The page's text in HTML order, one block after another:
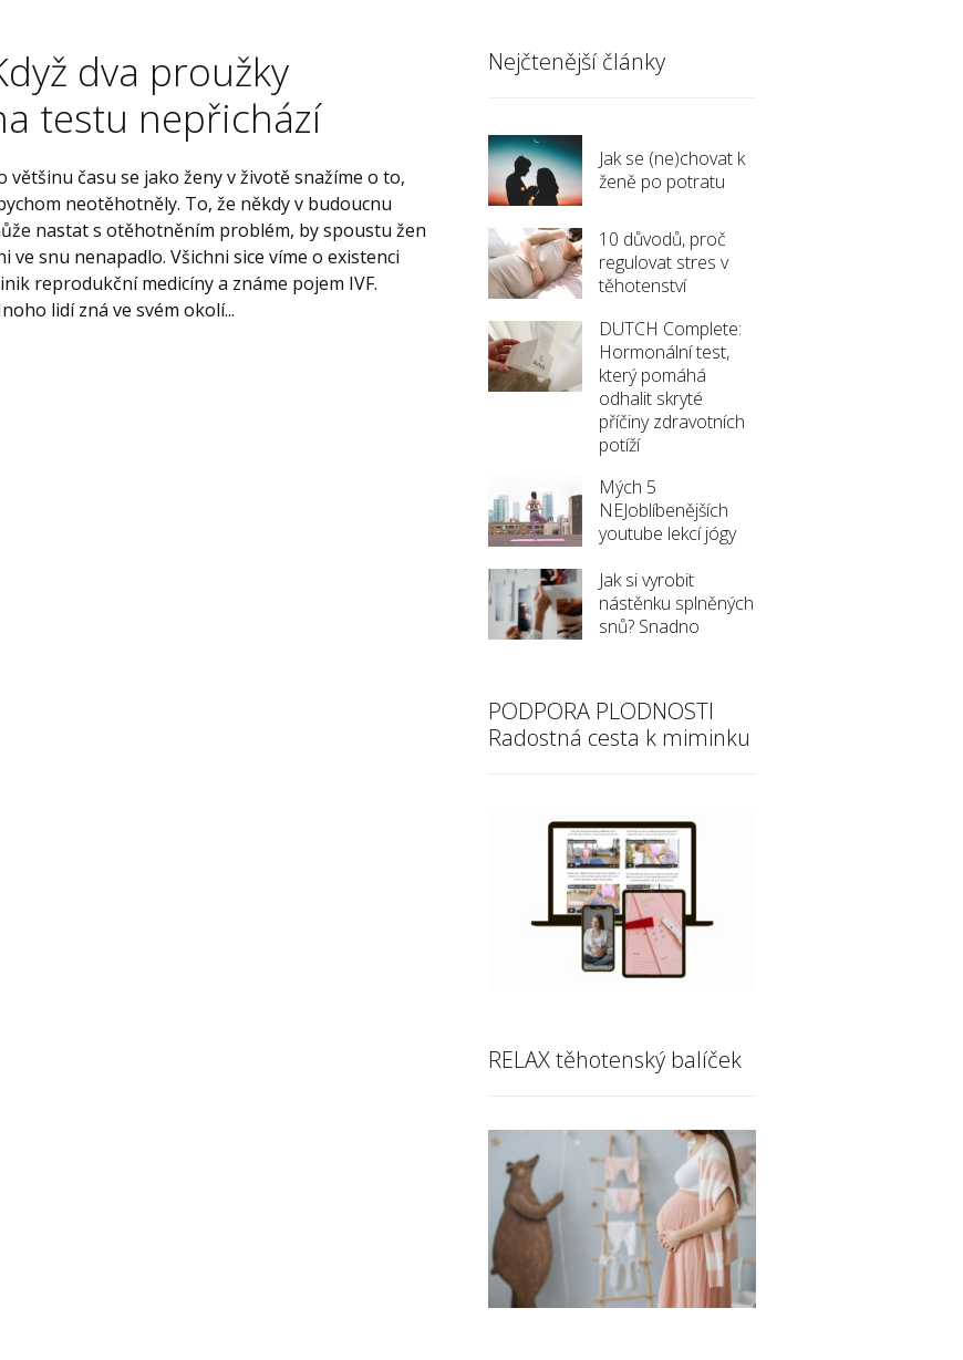
dva proužky
testu nepřichází
většinu času se jako ženy v životě snažíme o to,
neotěhotněly. To, že někdy v budoucnu
nastat s otěhotněním problém, by spoustu žen
ve snu nenapadlo. Všichni sice víme o existenci
reprodukční medicíny a známe pojem IVF.
lidí zná ve svém okolí...
Nejčtenější články
Jak se (ne)chovat k
ženě po potratu
10 důvodů, proč
regulovat stres v
těhotenství
DUTCH Complete:
Hormonální test,
který pomáhá
odhalit skryté
příčiny zdravotních
potíží
Mých 5
NEJoblíbenějších
youtube lekcí jógy
Jak si vyrobit
nástěnku splněných
snů? Snadno
PODPORA PLODNOSTI
Radostná cesta k miminku
RELAX těhotenský balíček